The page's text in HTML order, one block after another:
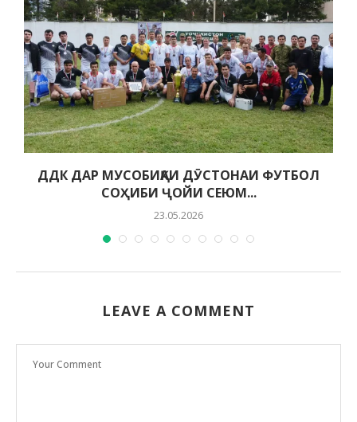
ДДК ДАР МУСОБИҚАИ ДӮСТОНАИ ФУТБОЛ
СОҲИБИ ҶОЙИ СЕЮМ...
23.05.2026
LEAVE A COMMENT